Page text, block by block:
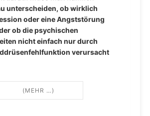
unterscheiden, ob wirklich
oder eine Angststörung
ob die psychischen
nicht einfach nur durch
verursacht
(MEHR …)